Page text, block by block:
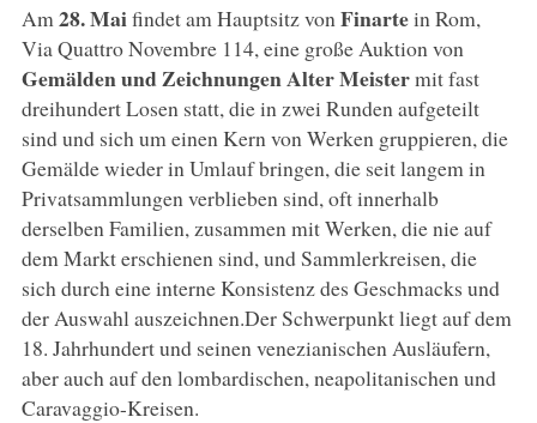
Am 28. Maifindet am Hauptsitz von Finartein Rom,
Via Quattro Novembre 114, eine große Auktion von
Gemälden und Zeichnungen Alter Meistermit fast
dreihundert Losen statt, die in zwei Runden aufgeteilt
sind und sich um einen Kern von Werken gruppieren, die
Gemälde wieder in Umlauf bringen, die seit langem in
Privatsammlungen verblieben sind, oft innerhalb
derselben Familien, zusammen mit Werken, die nie auf
dem Markt erschienen sind, und Sammlerkreisen, die
sich durch eine interne Konsistenz des Geschmacks und
der Auswahl auszeichnen.Der Schwerpunkt liegt auf dem
18. Jahrhundert und seinen venezianischen Ausläufern,
aber auch auf den lombardischen, neapolitanischen und
Caravaggio-Kreisen.